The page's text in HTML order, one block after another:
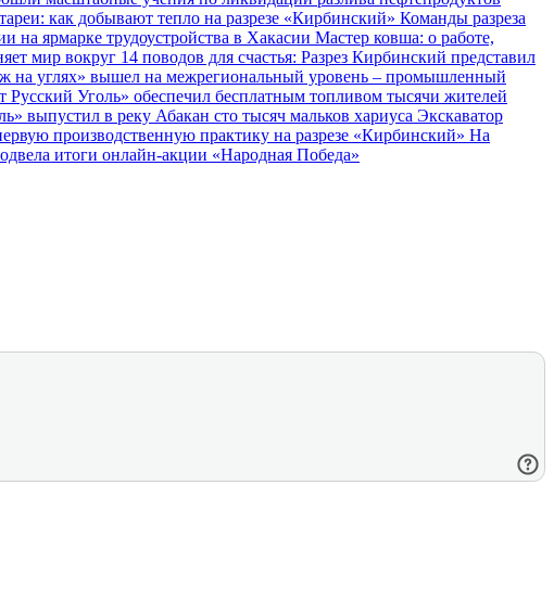
как добывают тепло на разрезе «Кирбинский» Команды разреза
на ярмарке трудоустройства в Хакасии Мастер ковша: о работе,
мир вокруг 14 поводов для счастья: Разрез Кирбинский представил
на углях» вышел на межрегиональный уровень – промышленный
Русский Уголь» обеспечил бесплатным топливом тысячи жителей
выпустил в реку Абакан сто тысяч мальков хариуса Экскаватор
производственную практику на разрезе «Кирбинский» На
итоги онлайн-акции «Народная Победа»